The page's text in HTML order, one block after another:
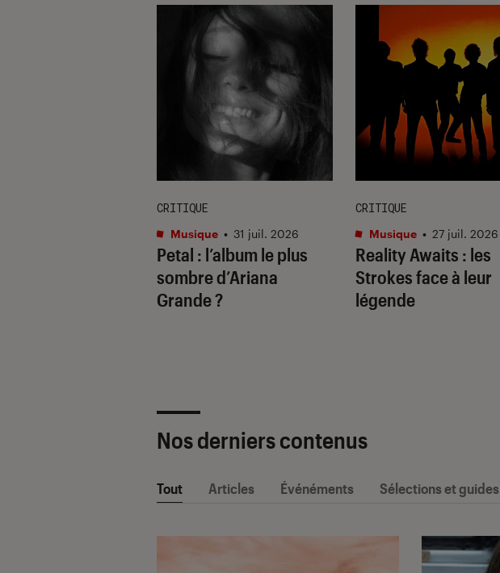
Petal : l’album le plus
sombre d’Ariana
Grande ?
CRITIQUE
Musique • 31 juil. 2026
Reality Awaits : les
Strokes face à leur
légende
CRITIQUE
Musique • 27 juil. 2026
Nos derniers contenus
Tout Articles Événéments Sélections et guides